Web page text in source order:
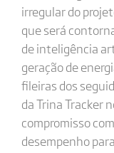
irregular do
que será
de inteligência
geração de
fileiras dos
da Trina Tracker
compromisso
desempenho